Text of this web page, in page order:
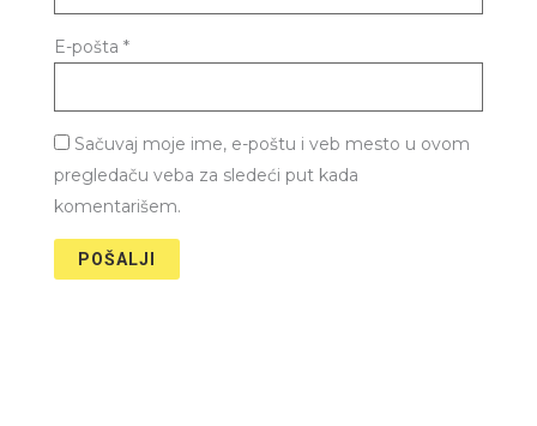
E-pošta *
Sačuvaj moje ime, e-poštu i veb mesto u ovom
pregledaču veba za sledeći put kada
komentarišem.